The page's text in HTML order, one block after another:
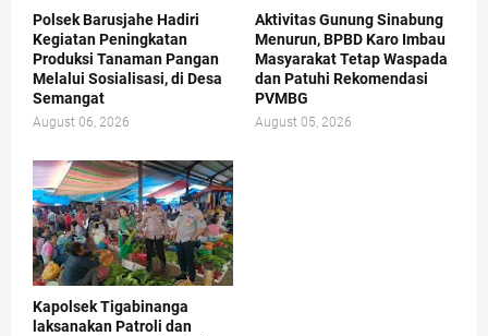
Polsek Barusjahe Hadiri
Kegiatan Peningkatan
Produksi Tanaman Pangan
Melalui Sosialisasi, di Desa
Semangat
August 06, 2026
Aktivitas Gunung Sinabung
Menurun, BPBD Karo Imbau
Masyarakat Tetap Waspada
dan Patuhi Rekomendasi
PVMBG
August 05, 2026
Kapolsek Tigabinanga
laksanakan Patroli dan